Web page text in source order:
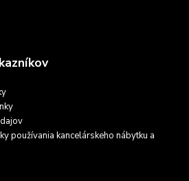
používania kancelárskeho nábytku a